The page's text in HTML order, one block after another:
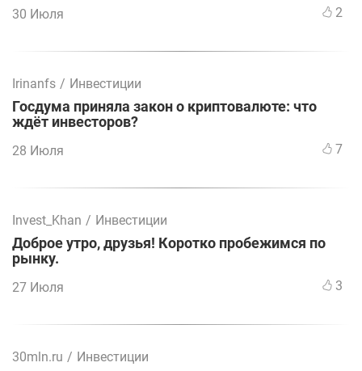
30 Июля 2
Irinanfs / Инвестиции
Госдума приняла закон о криптовалюте: что
ждёт инвесторов?
28 Июля 7
Invest_Khan / Инвестиции
Доброе утро, друзья! Коротко пробежимся по
рынку.
27 Июля 3
30mln.ru / Инвестиции